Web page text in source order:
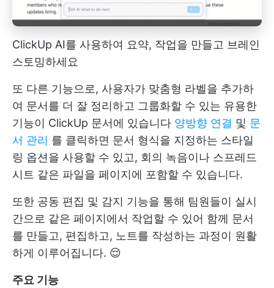
ClickUp AI를 사용하여 요약, 작업을 만들고 브레인
스토밍하세요
또 다른 기능으로, 사용자가 맞춤형 라벨을 추가하
여 문서를 더 잘 정리하고 그룹화할 수 있는 유용한
기능이 ClickUp 문서에 있습니다 양방향 연결 및 문
서 관리 를 클릭하면 문서 형식을 지정하는 스타일
링 옵션을 사용할 수 있고, 회의 녹음이나 스프레드
시트 같은 파일을 페이지에 포함할 수 있습니다.
또한 공동 편집 및 감지 기능을 통해 팀원들이 실시
간으로 같은 페이지에서 작업할 수 있어 함께 문서
를 만들고, 편집하고, 노트를 작성하는 과정이 원활
하게 이루어집니다. 😌
주요 기능